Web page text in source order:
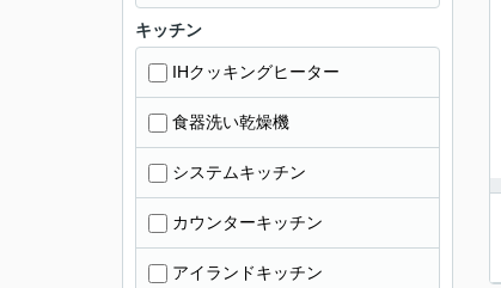
キッチン
IHクッキングヒーター
食器洗い乾燥機
システムキッチン
カウンターキッチン
アイランドキッチン